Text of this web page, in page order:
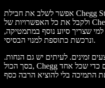
אפשר לשלב את חבילת Chegg Study יחד עם Chegg Math Pack,
ולקבל את כל האפשרויות של Chegg Study ופתרונות מפורטים
שצריך סיוע נוסף במתמטיקה,
ונרכשת כתוספת למנוי הבסיסי.
זמינים. לעיתים יש גם הנחות.
בסך הכול, Chegg מציעה מנויים גמישים ומחירים נוחים כדי שכל אחד